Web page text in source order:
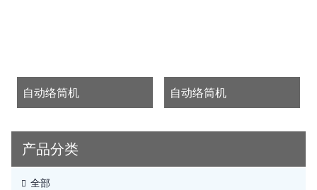
自动络筒机 自动络筒机
产品分类
全部